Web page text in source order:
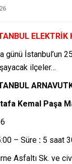
ELEKTRİK
günü İstanbul’un
ilçeler…
Kemal Paşa
– Süre : 5 saat
Asfaltı Sk. ve